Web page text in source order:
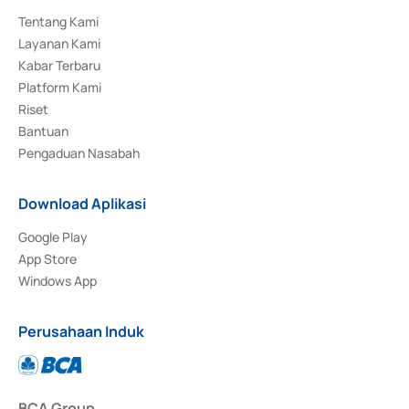
Tentang Kami
Layanan Kami
Kabar Terbaru
Platform Kami
Riset
Bantuan
Pengaduan Nasabah
Download Aplikasi
Google Play
App Store
Windows App
Perusahaan Induk